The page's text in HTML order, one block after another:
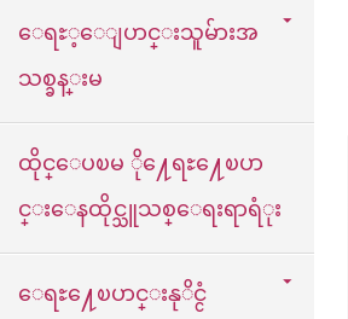
ေရႊ့ေျပာင္းသူမ်ားအ
သစ္ခန္းမ
ထိုင္ေပၿမ ို႔ေရႊ႔ေၿပာ
င္းေနထိုင္သူသစ္ေရးရာရံုး
ေရႊ႔ေၿပာင္းနုိင္ငံ